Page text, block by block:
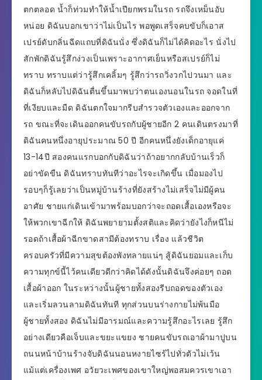
ตกตลอด น้ำก็ท่วมทำให้น้ำเปียกพรมในรถ รถจึงเหม็นอับ
หน่อย ดิฉันบอกเขาว่าไม่เป็นไร พอพูดเสร็จคบขับก็เอาส
เปรย์ดับกลิ่นฉีดแถบที่ดิฉันนั่ง ซึ่งดิฉันก็ไม่ได้คิดอะไร นั่งไป
สักพักดิฉันรู้สึกง่วงเป็นเพราะอากาศเย็นหรือสเปรย์ก็ไม่
ทราบ ทราบแต่ว่ารู้สึกเคลิ้มๆ รู้สึกว่ารถวิ่งวกไปวนมา และ
ดิฉันก็หลับไปดิฉันตื่นขึ้นมาพบว่าตนเองนอนในรถ จอดในที่
ที่เงียบและมืด ดิฉันตกใจมากรีบสำรวจตัวเองและออกจาก
รถ ขณะที่จะเดินออกคนขับรถกับผู้ชายอีก 2 คนเดินตรงมาที่
ดิฉันคนหนึ่งอายุประมาณ 50 ปี อีกคนหนึ่งยังเด็กอายุแค่
13-14ปี สองคนแรกบอกกับดิฉันว่าถ้าอยากกลับบ้านเร็วก็
อย่าขัดขืน ดิฉันทราบทันทีว่าอะไรจะเกิดขึ้น เมื่อมองไป
รอบๆก็รู้เลยว่าเป็นหมู่บ้านร้างที่ยังสร้างไม่เสร็จไม่มีผู้คน
อาศัย ชายแก่เดินเข้ามาพร้อมบอกว่าจะถอดเสื้อเองหรือจะ
ให้พวกเขาฉีกให้ ดิฉันพยายามตั้งสติและคิดว่ายังไงก็หนีไม่
รอดถ้าเสื้อผ้าฉีกขาดสามีต้องทราบ เรื่อง แล้วชีวิต
ครอบครัวที่มีความสุขต้องพังทลายแน่ๆ สู้ดิฉันยอมและเก็บ
ความทุกข์นี้ไว้คนเดียวดีกว่าคิดได้ดังนั้นดิฉันจึงค่อยๆ ถอด
เสื้อผ้าออก ในระหว่างนั้นผู้ชายทั้งสองรีบถอดของตัวเอง
และเริ่มลวนลามดิฉันทันที ทุกส่วนบนร่างกายไม่พ้นมือ
ผู้ชายทั้งสอง ดิฉันไม่มีอารมณ์และความรู้สึกอะไรเลย รู้สึก
อย่างเดียวคือเจ็บและขยะแขยง ชายคนขับรถเอาผ้ามาปูบน
ถนนหน้าบ้านร้างจับดิฉันนอนหงายไซร้ไปทั่วตัวไม่เว้น
แม้แต่เครื่องเพศ อวัยวะเพศของเขาใหญ่พอสมควรเขาเอา